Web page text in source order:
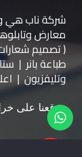
شركة ناب هي
معارضو
( تصميم
طباعة بانر |
وتليفزيون |
موقعنا على